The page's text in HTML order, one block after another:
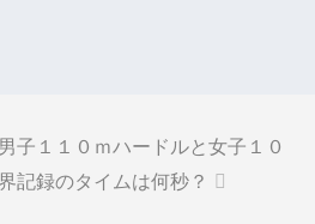
男子１１０ｍハードルと女子１０
記録のタイムは何秒？